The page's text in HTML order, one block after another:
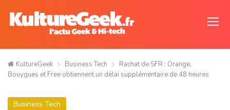
KultureGeek Business Tech
Rachat de SFR : Orange,
Bouygues et Free obtiennent un délai supplémentaire de 48 heures
Business Tech